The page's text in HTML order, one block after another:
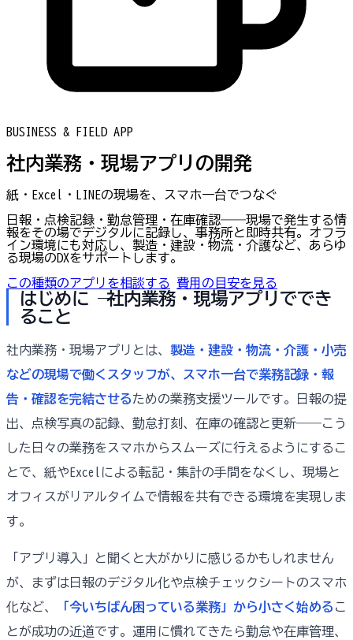
BUSINESS & FIELD APP
社内業務・現場アプリの開発
紙・Excel・LINEの現場を、スマホ一台でつなぐ
日報・点検記録・勤怠管理・在庫確認――現場で発生する情
報をその場でデジタルに記録し、事務所と即時共有。オフラ
イン環境にも対応し、製造・建設・物流・介護など、あらゆ
る現場のDXをサポートします。
この種類のアプリを相談する
費用の目安を見る
はじめに ── 社内業務・現場アプリででき
ること
社内業務・現場アプリとは、 製造・建設・物流・介護・小売
などの現場で働くスタッフが、スマホ一台で業務記録・報
告・確認を完結させるための業務支援ツールです。日報の提
出、点検写真の記録、勤怠打刻、在庫の確認と更新――こう
した日々の業務をスマホからスムーズに行えるようにするこ
とで、紙やExcelによる転記・集計の手間をなくし、現場と
オフィスがリアルタイムで情報を共有できる環境を実現しま
す。
「アプリ導入」と聞くと大がかりに感じるかもしれません
が、まずは日報のデジタル化や点検チェックシートのスマホ
化など、
「今いちばん困っている業務」から小さく始める こ
とが成功の近道です。運用に慣れてきたら勤怠や在庫管理、